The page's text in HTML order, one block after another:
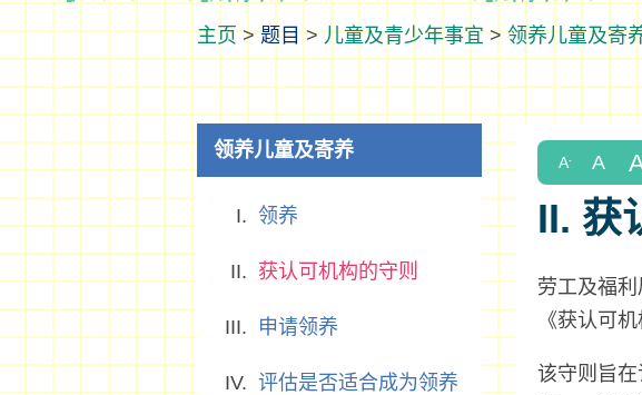
>题目>儿童及青少年事宜>领养儿童及寄
II. 获
劳工及福
《获认可
该守则旨
领养儿童及寄养
领养
获认可机构的守则
申请领养
评估是否适合成为领养